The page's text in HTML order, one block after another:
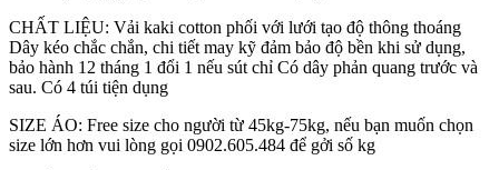
CHẤT LIỆU: Vải kaki cotton phối với lưới tạo độ thông thoáng
Dây kéo chắc chắn, chi tiết may kỹ đảm bảo độ bền khi sử dụng,
bảo hành 12 tháng 1 đổi 1 nếu sút chỉ Có dây phản quang trước và
sau. Có 4 túi tiện dụng
SIZE ÁO: Free size cho người từ 45kg-75kg, nếu bạn muốn chọn
size lớn hơn vui lòng gọi 0902.605.484 để gởi số kg